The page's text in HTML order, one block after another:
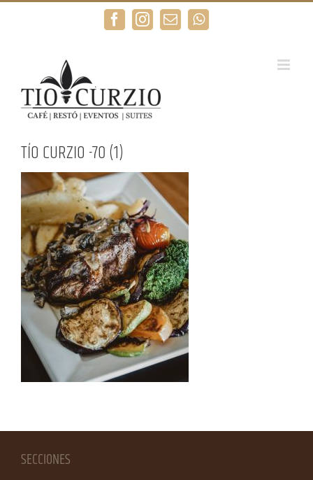
Facebook
Instagram
Correo
electrónico
WhatsApp
TÍO CURZIO -70 (1)
SECCIONES